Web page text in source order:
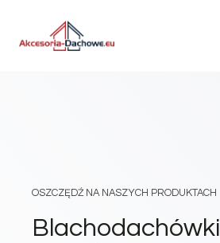
OSZCZĘDŹ NA NASZYCH PRODUKTACH
Blachodachówki